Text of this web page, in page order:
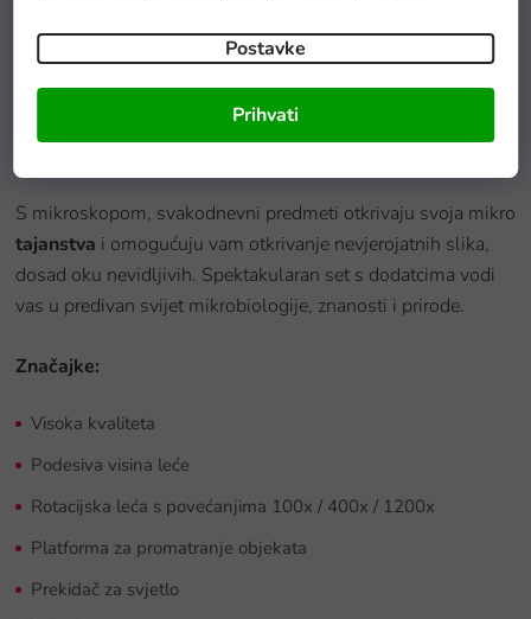
Postavke
Prihvati
Detaljan opis proizvoda
Samo zamislite kakve ćenevarovatnestvari otkriti s
. Kako izgleda kukac, pero, novinski isječak,
S mikroskopom, svakodnevni predmeti otkrivaju svoja mikro
tajanstva i omogućuju vam otkrivanje nevjerojatnih slika,
dosad oku nevidljivih. Spektakularan set s dodatcima vodi
vas u predivan svijet mikrobiologije, znanosti i prirode.
Značajke:
Visoka kvaliteta
Podesiva visina leće
Rotacijska leća s povećanjima 100x / 400x / 1200x
Platforma za promatranje objekata
Prekidač za svjetlo